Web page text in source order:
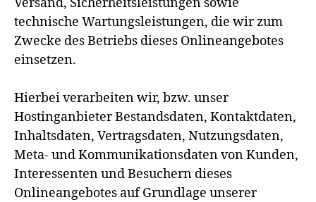
technische Wartungsleistungen, die wir zum
Zwecke des Betriebs dieses Onlineangebotes
einsetzen.
Hierbei verarbeiten wir, bzw. unser
Hostinganbieter Bestandsdaten, Kontaktdaten,
Inhaltsdaten, Vertragsdaten, Nutzungsdaten,
Meta- und Kommunikationsdaten von Kunden,
Interessenten und Besuchern dieses
Onlineangebotes auf Grundlage unserer